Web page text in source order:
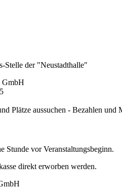
Stelle der "Neustadthalle"
GmbH
Plätze aussuchen - Bezahlen und
Stunde vor Veranstaltungsbeginn.
direkt erworben werden.